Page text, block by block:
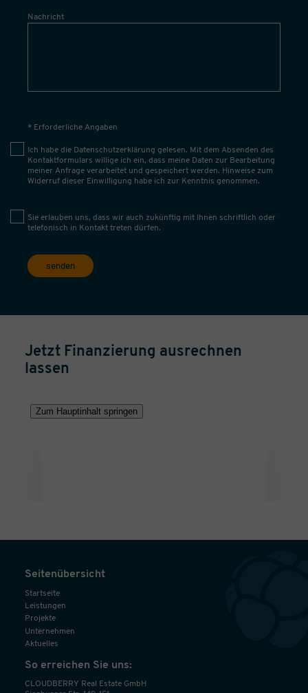
Nachricht
* Erforderliche Angaben
Ich habe die Datenschutzerklärung gelesen. Mit dem Absenden des
Kontaktformulars willige ich ein, dass meine Daten zur Bearbeitung
meiner Anfrage verarbeitet und gespeichert werden. Hinweise zum
Widerruf dieser Einwilligung habe ich zur Kenntnis genommen.
Sie erlauben uns, dass wir auch zukünftig mit Ihnen schriftlich oder
telefonisch in Kontakt treten dürfen.
senden
Jetzt Finanzierung ausrechnen
lassen
Seitenübersicht
Startseite
Leistungen
Projekte
Unternehmen
Aktuelles
So erreichen Sie uns:
CLOUDBERRY Real Estate GmbH